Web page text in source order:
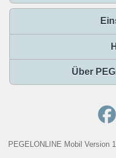
Über
PEGELONLINE Mobil Version